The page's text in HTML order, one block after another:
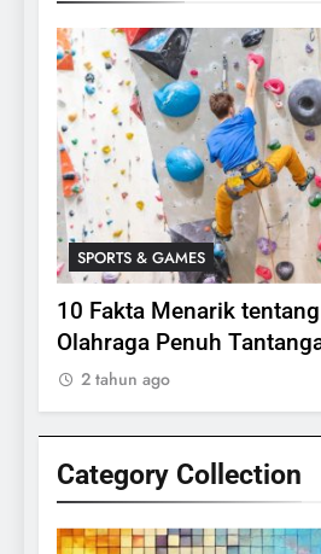
SPORTS & GAMES
10 Fakta Menarik
Olahraga Penuh
2 tahun ago
Category Collection
Apakah